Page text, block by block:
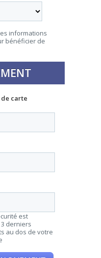
informations
bénéficier de
de carte
est
derniers
au dos de votre